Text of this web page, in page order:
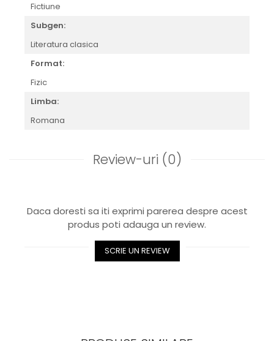
Fictiune
Subgen:
Literatura clasica
Format:
Fizic
Limba:
Romana
Review-uri (0)
Daca doresti sa iti exprimi parerea despre acest
produs poti adauga un review.
SCRIE UN REVIEW